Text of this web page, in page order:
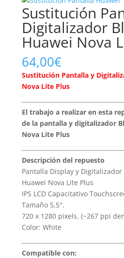
Sustitución
Digitalizador
Huawei Nova
64,00€
Sustitución Pantalla y
Nova Lite Plus
El trabajo a realizar en esta
de la pantalla y digitalizador
Nova Lite Plus
Descripción del repuesto
Pantalla Display y
Huawei Nova Lite Plus
IPS LCD Capacitativo
Tamaño 5,5″.
720 x 1280 pixels. (~267 ppi
Color: White
Compatible con: